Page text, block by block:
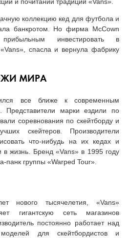
коллекцию кед для футбола и
банкротом. Но фирма McCown
инвестировать в
спасла и вернула фабрику
МИРА
все ближе к современным
Представители марки ездили по
соревнования по скейтборду и
скейтеров. Производители
что-нибудь на их кедах и
жизнь. Бренд «Vans» в 1995 году
панк группы «Warped Tour».
нового тысячелетия, «Vans»
гигантскую сеть магазинов
постоянно работает над
для скейтбордистов и